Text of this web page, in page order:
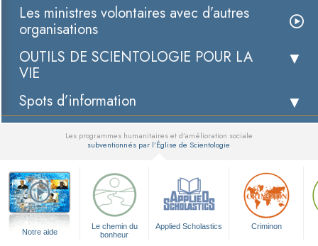
Les ministres volontaires avec d’autres
organisations
OUTILS DE SCIENTOLOGIE POUR LA
VIE
Spots d’information
Les programmes humanitaires et d’amélioration sociale
subventionnés par l’Église de Scientologie
Notre aide
Le chemin du
bonheur
Applied Scholastics Criminon